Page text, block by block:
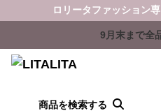
ロリータファッション
9月末まで全
商品を検索する